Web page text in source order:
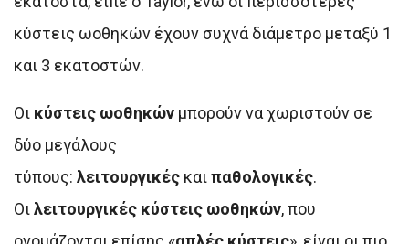
κύστεις ωοθηκών έχουν συχνά διάμετρο μεταξύ 1
και 3 εκατοστών.
Οι κύστεις ωοθηκών μπορούν να χωριστούν σε
δύο μεγάλους
τύπους: λειτουργικές καιπαθολογικές.
Οιλειτουργικές κύστεις ωοθηκών, που